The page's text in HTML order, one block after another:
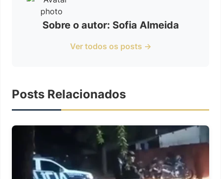
Sobre o autor: Sofia Almeida
Ver todos os posts →
Posts Relacionados